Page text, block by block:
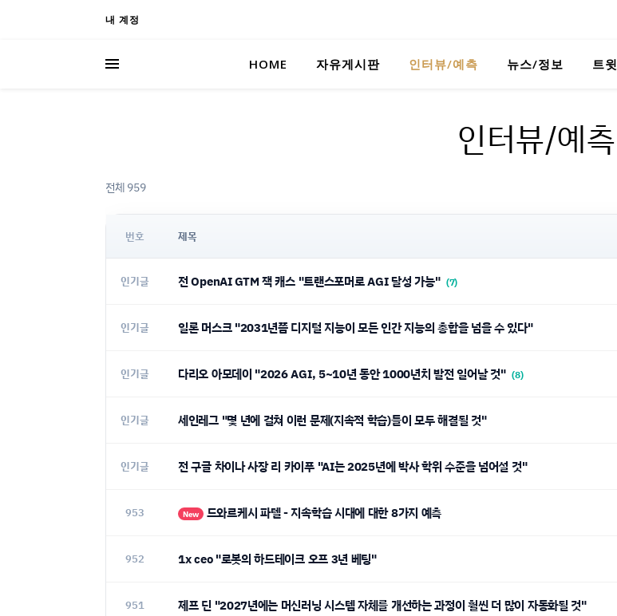
내 계정
HOME 자유게시판 인터뷰/예측 뉴스/정보 트윗
인터뷰/예측
전체 959
번호 제목
인기글 전 OpenAI GTM 잭 캐스 "트랜스포머로 AGI 달성 가능" (7)
인기글 일론 머스크 "2031년쯤 디지털 지능이 모든 인간 지능의 총합을 넘을 수 있다"
인기글 다리오 아모데이 "2026 AGI, 5~10년 동안 1000년치 발전 일어날 것" (8)
인기글 세인레그 "몇 년에 걸쳐 이런 문제(지속적 학습)들이 모두 해결될 것"
인기글 전 구글 차이나 사장 리 카이푸 "AI는 2025년에 박사 학위 수준을 넘어설 것"
953 New 드와르케시 파텔 - 지속학습 시대에 대한 8가지 예측
952 1x ceo "로봇의 하드테이크 오프 3년 베팅"
951 제프 딘 "2027년에는 머신러닝 시스템 자체를 개선하는 과정이 훨씬 더 많이 자동화될 것"